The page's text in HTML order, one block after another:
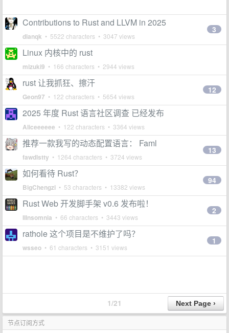
Contributions to Rust and LLVM in 2025
dianqk • 5522 characters • 3047 views
3
Linux 内核中的 rust
mizuki9 • 166 characters • 2944 views
rust 让我抓狂、擦汗
Geon97 • 122 characters • 5654 views
12
2025 年度 Rust 语言社区调查 已经发布
Aliceeeeee • 122 characters • 3364 views
推荐一款我写的动态配置语言： Faml
fawdlstty • 1264 characters • 3724 views
13
如何看待 Rust？
BigChengzi • 53 characters • 13382 views
94
Rust Web 开发脚手架 v0.6 发布啦！
IIInsomnia • 66 characters • 3443 views
2
rathole 这个项目是不维护了吗？
wsseo • 61 characters • 3151 views
1
1/21
节点订阅方式